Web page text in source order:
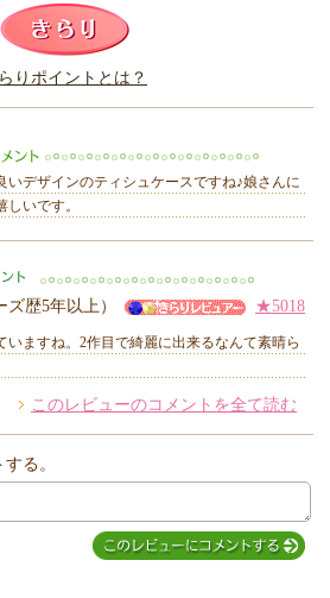
ましたか？
りポイントとは？
ト
いデザインのティシュケースですね♪娘さんに
いです。
ト
歴5年以上） ★5018
いますね。2作目で綺麗に出来るなんて素晴ら
このレビューのコメントを全て読む
る。